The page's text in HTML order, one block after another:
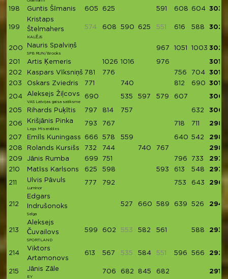
198 Guntis Šīmanis 605 625 591 608 604 3033
199
Kristaps
Štelmahers
KALĒJS
574 608 590 625 551 616 588 3027
200 Nauris Spalviņš
SPB RUN/Brooks
967 1051 1003 3021
201 Artis Ķemeris 1026 1016 976
3018
202
Kaspars Vīksniņš 781 776 756 704
3017
203
Oskars Zviedris 771 740 812 690 3013
204 Aleksejs Žiļcovs
VAS Latvijas gaisa satiksme
690 535 597 579 607 3008
205 Rihards Puķītis 797 814 757 632 3000
206 Krišjānis Pinka
Legs Miserables
793 767 718 711 2989
207 Emīls Kuningass 666 578 559 640 542
2985
208
Rolands Kursišs 732 744 740 767
2983
209
Jānis Rumba 699 751 796 733
2979
210
Matīss Karlsons 625 598 593 613 548 2977
211 Ulvis Pāvuls
Luminor
777 792 753 643 2965
212
Edgars
Indrušonoks
Selga
527 660 589 639 526 2941
213
Aleksejs
Čuvailovs
SPORTLAND
599 602 553 582 561 588 2932
214
Viktors
Artamonovs
613 567 535 584 551 596 566 2926
215 Jānis Zāle
EY
706 682 845 682 2915